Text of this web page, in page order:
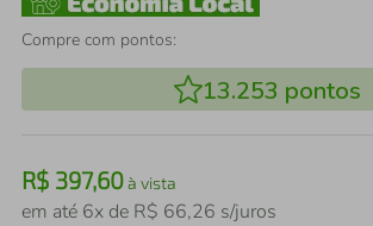
Compre com pontos:
13.253 pontos
R$ 397,60à vista
em até 6x de R$ 66,26 s/juros